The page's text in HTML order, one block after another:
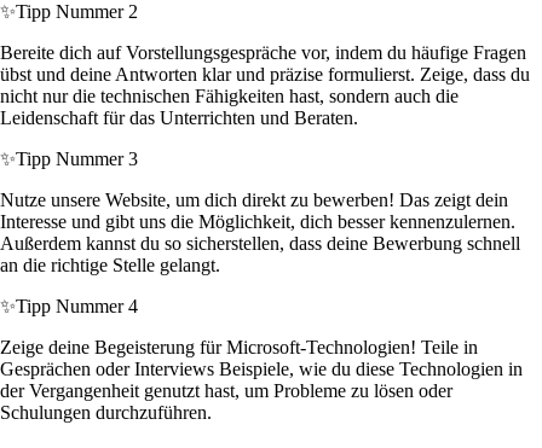
✨Tipp Nummer 2
Bereite dich auf Vorstellungsgespräche vor, indem du häufige Fragen
übst und deine Antworten klar und präzise formulierst. Zeige, dass du
nicht nur die technischen Fähigkeiten hast, sondern auch die
Leidenschaft für das Unterrichten und Beraten.
✨Tipp Nummer 3
Nutze unsere Website, um dich direkt zu bewerben! Das zeigt dein
Interesse und gibt uns die Möglichkeit, dich besser kennenzulernen.
Außerdem kannst du so sicherstellen, dass deine Bewerbung schnell
an die richtige Stelle gelangt.
✨Tipp Nummer 4
Zeige deine Begeisterung für Microsoft-Technologien! Teile in
Gesprächen oder Interviews Beispiele, wie du diese Technologien in
der Vergangenheit genutzt hast, um Probleme zu lösen oder
Schulungen durchzuführen.